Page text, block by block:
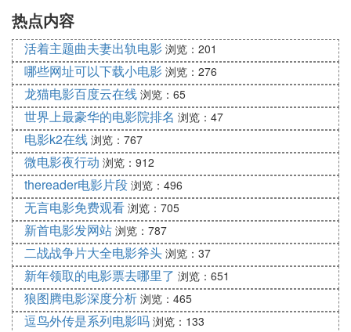
囷級浼犺緭鍒版墜鏈轰笂銆
姝ラ2锛氶夋嫨鍓杈戝伐鍏
鍦ㄦ墜鏈轰笂閫夋嫨涓涓閫傚悎鐨勫壀杈戝伐鍏枫傛
湁璁稿氳嗛戝壀杈戝簲鐢ㄧ▼搴忓拰宸ュ叿鍙渚涢夋
嫨锛屽寘鎷鍏嶈垂鍜屼粯璐圭殑搴旂敤绋嬪簭锛屽彲
浠ヤ粠搴旂敤鍟嗗簵锛堝俛pp store鎴杇oogle play锛
変腑涓嬭浇銆備竴浜涘父瑙佺殑瑙嗛戝壀杈戝簲鐢ㄧ
▼搴忓寘鎷琲movie锛堥傜敤浜巌os璁惧囷級鍜宖ilm
orago锛堥傜敤浜巌os鍜宎ndroid璁惧囷級銆
姝ラ3锛氬煎叆鐢靛奖鏂囦欢
鍦ㄩ夊畾鐨勫壀杈戝伐鍏蜂腑瀵煎叆鎮ㄤ繚瀛樺湪鎵
嬫満涓婄殑鐢靛奖鏂囦欢銆傞氬父锛屾偍鍙浠ラ氳繃
搴旂敤绋嬪簭鐨勫煎叆鍔熻兘浠庢墜鏈虹殑瀛樺偍涓
閫夋嫨鍜屽煎叆鐢靛奖鏂囦欢銆
姝ラ4锛氳繘琛屽壀杈
浣跨敤鍓杈戝伐鍏锋彁渚涚殑缂栬緫鍔熻兘锛屽瑰煎
热点内容
活着主题曲夫妻出轨电影 浏览：201
哪些网址可以下载小电影 浏览：276
龙猫电影百度云在线 浏览：65
世界上最豪华的电影院排名 浏览：47
电影k2在线 浏览：767
微电影夜行动 浏览：912
thereader电影片段 浏览：496
无言电影免费观看 浏览：705
新首电影发网站 浏览：787
二战战争片大全电影斧头 浏览：37
新年领取的电影票去哪里了 浏览：651
狼图腾电影深度分析 浏览：465
逗鸟外传是系列电影吗 浏览：133